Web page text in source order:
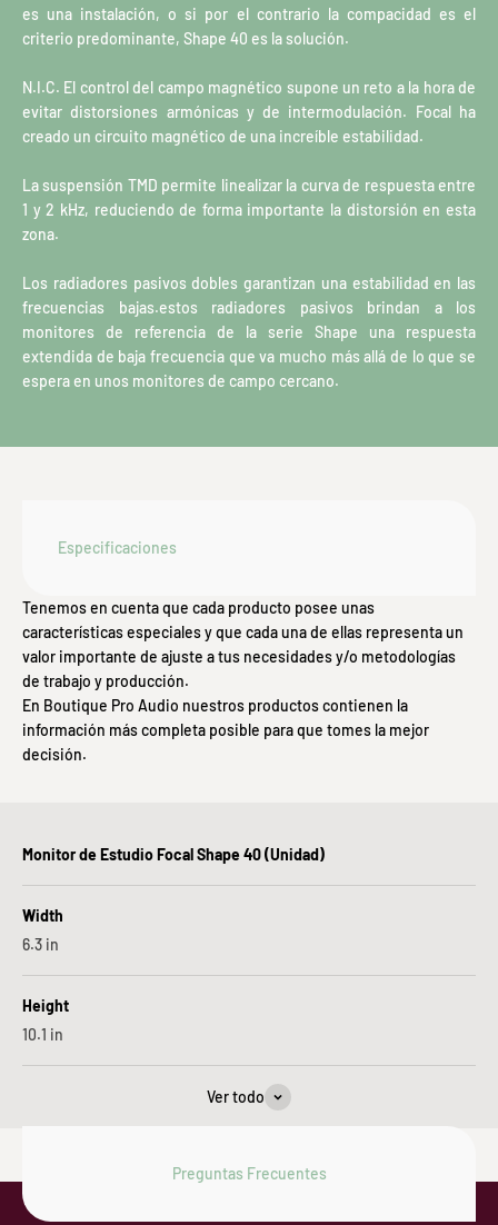
es una instalación, o si por el contrario la compacidad es el
criterio predominante, Shape 40 es la solución.
N.I.C. El control del campo magnético supone un reto a la hora de
evitar distorsiones armónicas y de intermodulación. Focal ha
creado un circuito magnético de una increíble estabilidad.
La suspensión TMD permite linealizar la curva de respuesta entre
1 y 2 kHz, reduciendo de forma importante la distorsión en esta
zona.
Los radiadores pasivos dobles garantizan una estabilidad en las
frecuencias bajas.estos radiadores pasivos brindan a los
monitores de referencia de la serie Shape una respuesta
extendida de baja frecuencia que va mucho más allá de lo que se
espera en unos monitores de campo cercano.
Especificaciones
Tenemos en cuenta que cada producto posee unas
características especiales y que cada una de ellas representa un
valor importante de ajuste a tus necesidades y/o metodologías
de trabajo y producción.
En Boutique Pro Audio nuestros productos contienen la
información más completa posible para que tomes la mejor
decisión.
Monitor de Estudio Focal Shape 40 (Unidad)
Width
6.3 in
Height
10.1 in
Ver todo
Preguntas Frecuentes